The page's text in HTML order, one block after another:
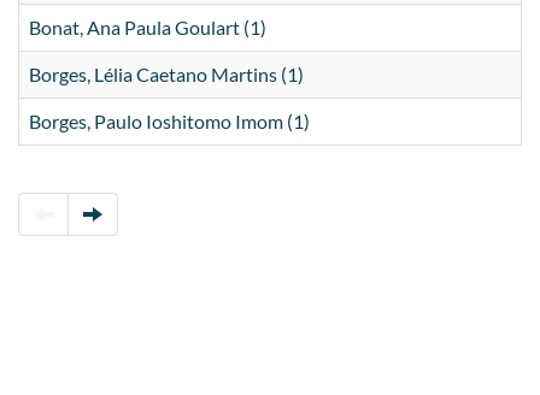
Bonat, Ana Paula Goulart (1)
Borges, Lélia Caetano Martins (1)
Borges, Paulo Ioshitomo Imom (1)